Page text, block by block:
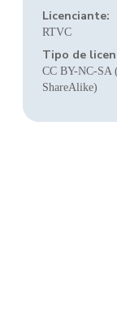
Licenciante:
RTVC
Tipo de
CC BY-NC-SA
ShareAlike)